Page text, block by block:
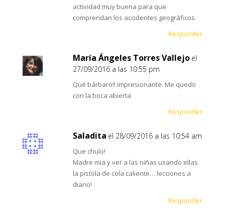
actividad muy buena para que
comprendan los accidentes geográficos.
Responder
María Ángeles Torres Vallejo el
27/09/2016 a las 10:55 pm
Qué bárbaro!! impresionante. Me quedo
con la boca abierta
Responder
Saladita el 28/09/2016 a las 10:54 am
Que chulo!
Madre mia y ver a las niñas usando ellas
la pistola de cola caliente… lecciones a
diario!
Responder